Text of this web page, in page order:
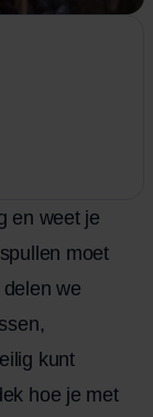
en weet je
moet
we
kunt
hoe je met